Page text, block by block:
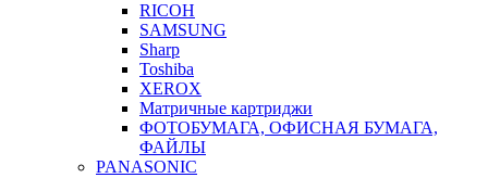
RICOH
SAMSUNG
Sharp
Toshiba
XEROX
Матричные картриджи
ФОТОБУМАГА, ОФИСНАЯ БУМАГА,
ФАЙЛЫ
PANASONIC